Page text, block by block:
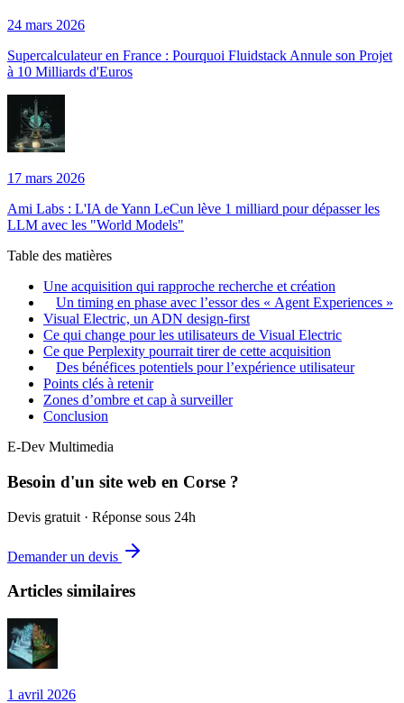
24 mars 2026
Supercalculateur en France : Pourquoi Fluidstack Annule son Projet
à 10 Milliards d'Euros
17 mars 2026
Ami Labs : L'IA de Yann LeCun lève 1 milliard pour dépasser les
LLM avec les "World Models"
Table des matières
Une acquisition qui rapproche recherche et création
Un timing en phase avec l’essor des « Agent Experiences »
Visual Electric, un ADN design-first
Ce qui change pour les utilisateurs de Visual Electric
Ce que Perplexity pourrait tirer de cette acquisition
Des bénéfices potentiels pour l’expérience utilisateur
Points clés à retenir
Zones d’ombre et cap à surveiller
Conclusion
E-Dev Multimedia
Besoin d'un site web en Corse ?
Devis gratuit · Réponse sous 24h
Demander un devis
Articles similaires
1 avril 2026